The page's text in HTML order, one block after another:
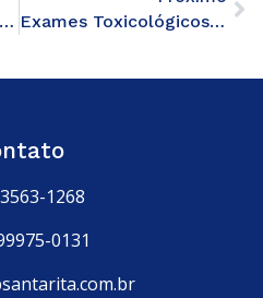
O que os exames de sangue podem revelar sobre a saúde do seu fígado Exames Toxicológicos em Empresas: Protegendo a Saúde dos Funcionários e o Ambiente de Trabalho
1268
0131